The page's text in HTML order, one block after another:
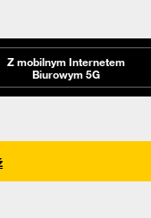
Z mobilnym Internetem
Biurowym 5G